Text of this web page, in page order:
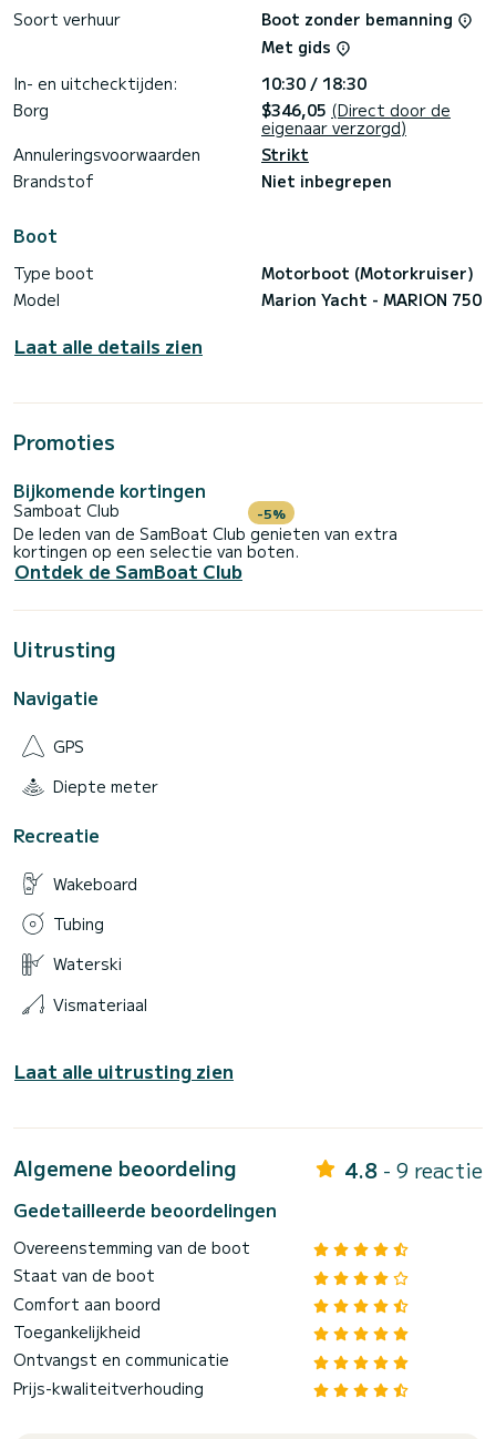
Soort verhuur
Boot zonder bemanning
Met gids
In- en uitchecktijden:
10:30 / 18:30
Borg
$346,05 (Direct door de
eigenaar verzorgd)
Annuleringsvoorwaarden
Strikt
Brandstof
Niet inbegrepen
Boot
Type boot
Motorboot (Motorkruiser)
Model
Marion Yacht - MARION 750
Laat alle details zien
Promoties
Bijkomende kortingen
Samboat Club -5%
De leden van de SamBoat Club genieten van extra
kortingen op een selectie van boten.
Ontdek de SamBoat Club
Uitrusting
Navigatie
GPS
Diepte meter
Recreatie
Wakeboard
Tubing
Waterski
Vismateriaal
Laat alle uitrusting zien
Algemene beoordeling 4.8 - 9 reactie
Gedetailleerde beoordelingen
Overeenstemming van de boot
Staat van de boot
Comfort aan boord
Toegankelijkheid
Ontvangst en communicatie
Prijs-kwaliteitverhouding